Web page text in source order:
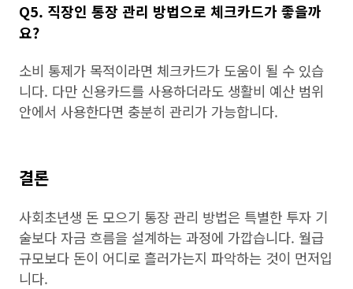
Q5. 직장인 통장 관리 방법으로 체크카드가 좋을까
요?
소비 통제가 목적이라면 체크카드가 도움이 될 수 있습
니다. 다만 신용카드를 사용하더라도 생활비 예산 범위
안에서 사용한다면 충분히 관리가 가능합니다.
결론
사회초년생 돈 모으기 통장 관리 방법은 특별한 투자 기
술보다 자금 흐름을 설계하는 과정에 가깝습니다. 월급
규모보다 돈이 어디로 흘러가는지 파악하는 것이 먼저입
니다.